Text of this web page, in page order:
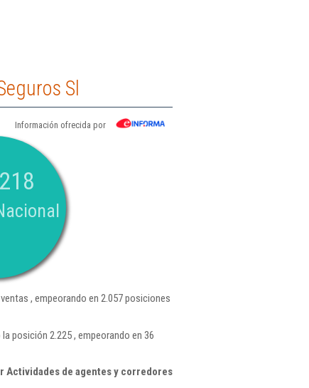
Sl
Información ofrecida por
, empeorando en 2.057 posiciones
posición 2.225 , empeorando en 36
Actividades de agentes y corredores